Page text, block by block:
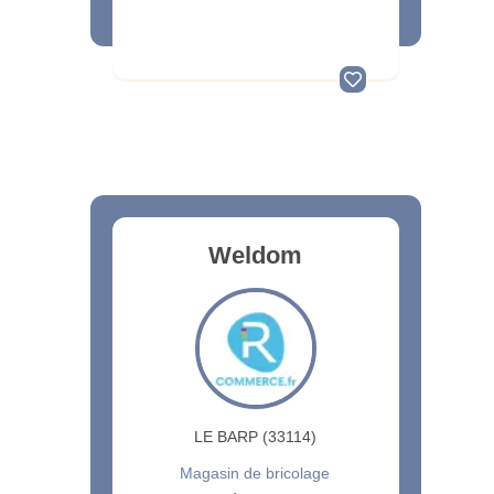
Weldom
LE BARP (33114)
Magasin de bricolage